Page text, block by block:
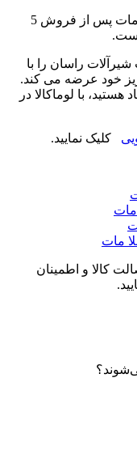
گارانتی خدمات پس از فروش 5
شیرآلات راسان را با
خود عرضه می کند.
هستید، با لوماکالا در
کلیک نمایید.
مات
مات
کالا و اطمینان